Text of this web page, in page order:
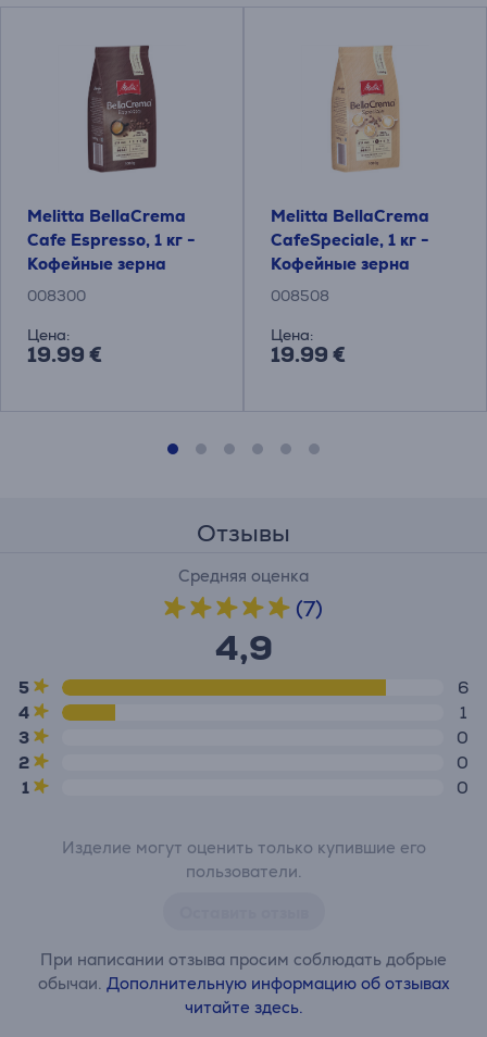
Melitta BellaCrema
Cafe Espresso, 1 кг -
Кофейные зерна
008300
Цена:
19.99 €
Melitta BellaCrema
CafeSpeciale, 1 кг -
Кофейные зерна
008508
Цена:
19.99 €
Отзывы
Средняя оценка
(7)
4,9
5
6
4
1
3
0
2
0
1
0
Изделие могут оценить только купившие его
пользователи.
При написании отзыва просим соблюдать добрые
обычаи. Дополнительную информацию об отзывах
читайте здесь.